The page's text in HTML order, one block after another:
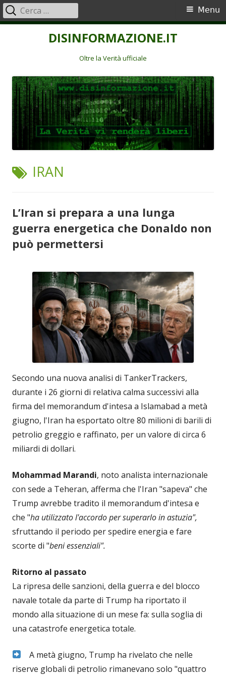
DISINFORMAZIONE.IT
Oltre la Verità ufficiale
Menu
principale
Menu
Ricerca
per:
TAG:
IRAN
L’Iran si prepara a una lunga
guerra energetica che Donaldo non
può permettersi
Secondo una nuova analisi di TankerTrackers,
durante i 26 giorni di relativa calma successivi alla
firma del memorandum d'intesa a Islamabad a metà
giugno, l'Iran ha esportato oltre 80 milioni di barili di
petrolio greggio e raffinato, per un valore di circa 6
miliardi di dollari.
Mohammad Marandi, noto analista internazionale
con sede a Teheran, afferma che l'Iran "sapeva" che
Trump avrebbe tradito il memorandum d'intesa e
che "ha utilizzato l'accordo per superarlo in astuzia",
sfruttando il periodo per spedire energia e fare
scorte di "beni essenziali".
Ritorno al passato
La ripresa delle sanzioni, della guerra e del blocco
navale totale da parte di Trump ha riportato il
mondo alla situazione di un mese fa: sulla soglia di
una catastrofe energetica totale.
A metà giugno, Trump ha rivelato che nelle
riserve globali di petrolio rimanevano solo "quattro